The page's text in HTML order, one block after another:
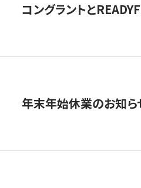
コングラントと
年末年始休業のお知ら